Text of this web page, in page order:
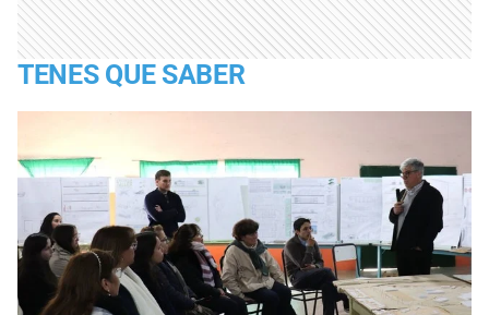
TENES QUE SABER